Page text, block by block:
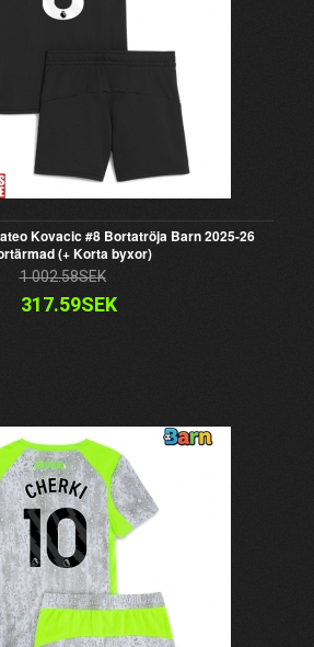
Kovacic #8 Bortatröja Barn 2025-26
(+ Korta byxor)
1 002.58SEK
317.59SEK